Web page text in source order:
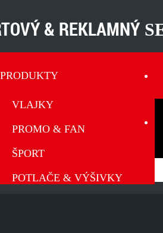
& REKLAMNÝ
PRODUKTY
VLAJKY
PROMO & FAN
ŠPORT
POTLAČE & VÝŠIVKY